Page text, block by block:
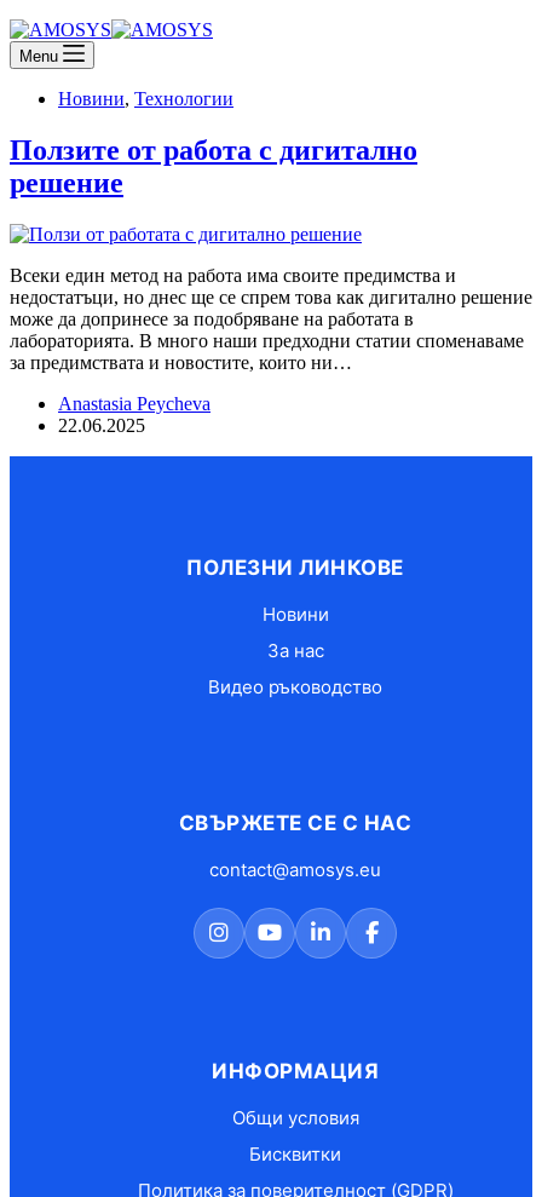
Menu
Новини, Технологии
Ползите от работа с дигитално
решение
Всеки един метод на работа има своите предимства и
недостатъци, но днес ще се спрем това как дигитално решение
може да допринесе за подобряване на работата в
лабораторията. В много наши предходни статии споменаваме
за предимствата и новостите, които ни…
Anastasia Peycheva
22.06.2025
ПОЛЕЗНИ ЛИНКОВЕ
Новини
За нас
Видео ръководство
СВЪРЖЕТЕ СЕ С НАС
contact@amosys.eu
ИНФОРМАЦИЯ
Общи условия
Бисквитки
Политика за поверителност (GDPR)